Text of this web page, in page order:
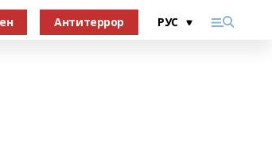
Антитеррор